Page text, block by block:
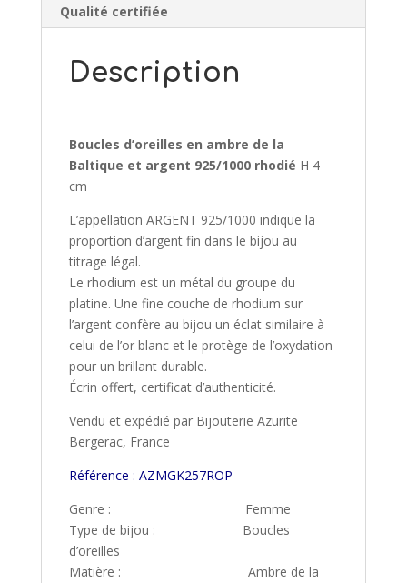
Qualité certifiée
Description
Boucles d’oreilles en ambre de la
Baltique et argent 925/1000 rhodié H 4
cm
L’appellation ARGENT 925/1000 indique la
proportion d’argent fin dans le bijou au
titrage légal.
Le rhodium est un métal du groupe du
platine. Une fine couche de rhodium sur
l’argent confère au bijou un éclat similaire à
celui de l’or blanc et le protège de l’oxydation
pour un brillant durable.
Écrin offert, certificat d’authenticité.
Vendu et expédié par Bijouterie Azurite
Bergerac, France
Référence : AZMGK257ROP
Genre : Femme
Type de bijou : Boucles
d’oreilles
Matière : Ambre de la